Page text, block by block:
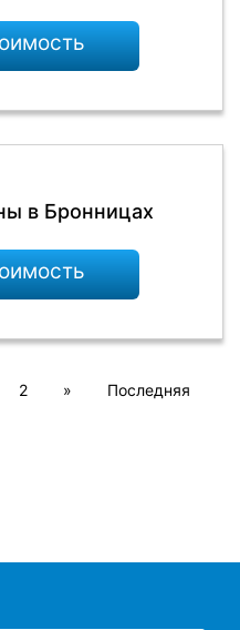
в Бронницах
2 » Последняя